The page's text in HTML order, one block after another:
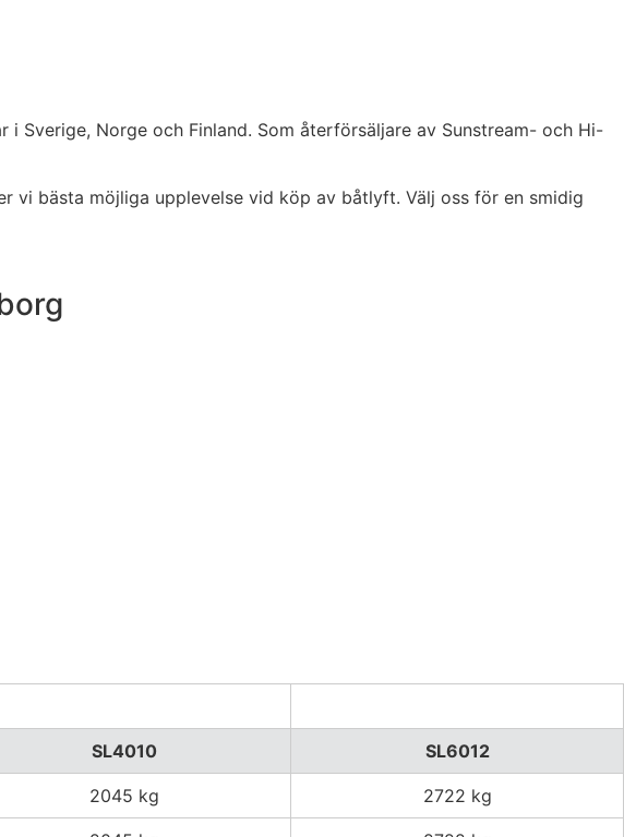
Sverige, Norge och Finland. Som återförsäljare av Sunstream- och Hi-
vi bästa möjliga upplevelse vid köp av båtlyft. Välj oss för en smidig
SL4010 SL6012
2045 kg 2722 kg